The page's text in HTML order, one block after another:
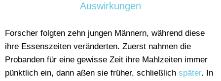
Auswirkungen
Forscher folgten zehn jungen Männern, während diese
ihre Essenszeiten veränderten. Zuerst nahmen die
Probanden für eine gewisse Zeit ihre Mahlzeiten immer
pünktlich ein, dann aßen sie früher, schließlich später. In